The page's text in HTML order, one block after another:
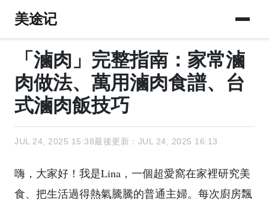
美途记
「滷肉」完整指南：家常滷
肉做法、萬用滷肉食譜、台
式滷肉飯技巧
JUL 24, 2025 15:38最後更新：JUL 24, 2025 16:13
嗨，大家好！我是Lina，一個超愛窩在家裡研究美
食、把生活過得熱氣騰騰的普通主婦。每次廚房飄